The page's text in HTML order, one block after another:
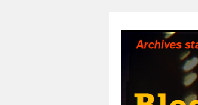
contenu